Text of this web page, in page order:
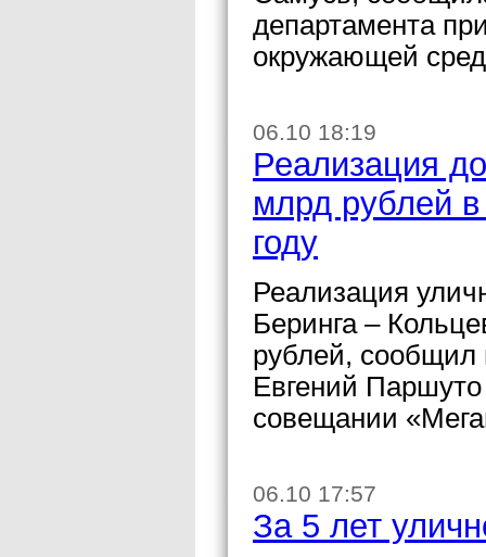
департамента
окружающей
06.10 18:19
Реализация
млрд рублей
году
Реализация
Беринга –
рублей, сообщил
Евгений
совещании
06.10 17:57
За 5 лет